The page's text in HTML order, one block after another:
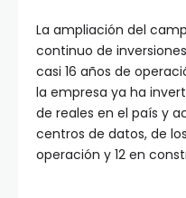
La ampliación del
continuo de
casi 16 años de
la empresa ya ha
de reales en el país y
centros de datos, de
operación y 12 en